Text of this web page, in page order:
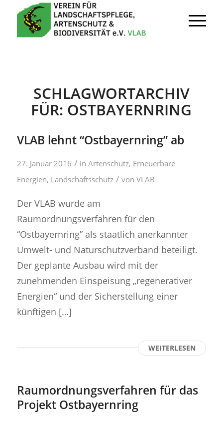
SCHLAGWORTARCHIV
FÜR: OSTBAYERNRING
VLAB lehnt “Ostbayernring” ab
27. Januar 2016 / in Artenschutz, Erneuerbare
Energien, Landschaftsschutz / von VLAB
Der VLAB wurde am
Raumordnungsverfahren für den
“Ostbayernring” als staatlich anerkannter
Umwelt- und Naturschutzverband beteiligt.
Der geplante Ausbau wird mit der
zunehmenden Einspeisung „regenerativer
Energien“ und der Sicherstellung einer
künftigen […]
WEITERLESEN
Raumordnungsverfahren für das
Projekt Ostbayernring